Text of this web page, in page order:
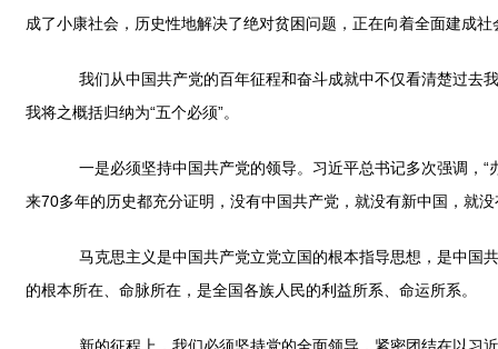
成了小康社会，历史性地解决了绝对贫困问题，正在向着全面建成
我们从中国共产党的百年征程和奋斗成就中不仅看清楚过去我
我将之概括归纳为“五个必须”。
一是必须坚持中国共产党的领导。习近平总书记多次强调，“
来70多年的历史都充分证明，没有中国共产党，就没有新中国，就
马克思主义是中国共产党立党立国的根本指导思想，是中国共
的根本所在、命脉所在，是全国各族人民的利益所系、命运所系。